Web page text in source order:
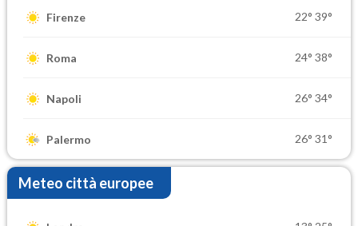
Firenze 22° 39°
Roma 24° 38°
Napoli 26° 34°
Palermo 26° 31°
Meteo città europee